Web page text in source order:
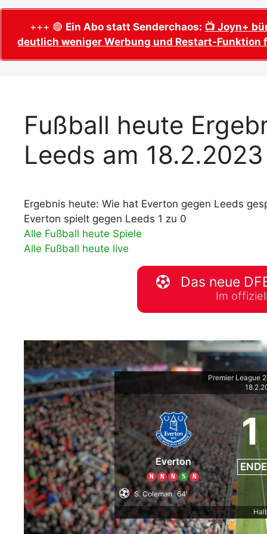
Wer wird Fußball-Weltmeister 2026?
Alle WM 2026 Trainer
Adidas Trionda: offizielle WM 2026
Spielball
WM 2026 Qualifikation in Europa: Tabelle
& Spielplan
WM 2026
Termine,
WM 2026
WM 2026
Spielort
WM 2026
+++ 🔴 Ein Abo statt Senderchaos: 📺 Joyn+
deutlich weniger Werbung und Restart-
Fußball heute
Leeds am 18.2.2023
Ergebnis heute: Wie hat Everton gegen Leeds
Everton spielt gegen Leeds 1 zu 0
Alle Fußball heute Spiele
Alle Fußball heute live
Das neue
Im
Premier League
Everton
N N N S N
1
S. Coleman 64'